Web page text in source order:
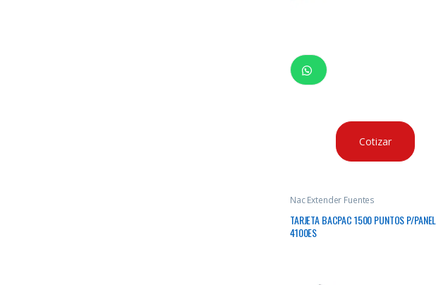
Cotizar
Nac Extender Fuentes
TARJETA BACPAC 1500 PUNTOS P/PANEL
4100ES